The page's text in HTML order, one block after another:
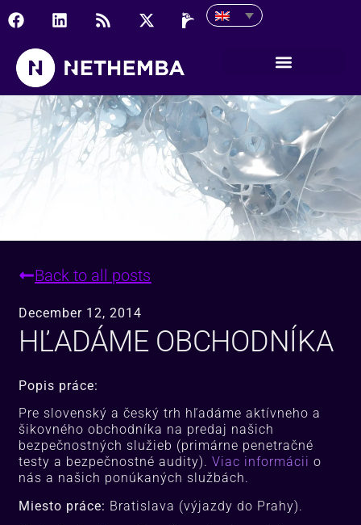
Hľadáme obchodníka
Back to all posts
December 12, 2014
HĽADÁME OBCHODNÍKA
Popis práce:
Pre slovenský a český trh hľadáme aktívneho a
šikovného obchodníka na predaj našich
bezpečnostných služieb (primárne penetračné
testy a bezpečnostné audity).Viac informácii o
nás a našich ponúkaných službách.
Miesto práce: Bratislava (výjazdy do Prahy).